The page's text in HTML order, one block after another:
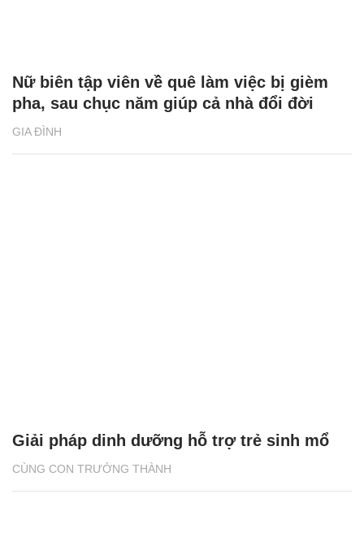
GIA ĐÌNH
Nữ biên tập viên về quê làm việc bị gièm
pha, sau chục năm giúp cả nhà đổi đời
CÙNG CON TRƯỞNG THÀNH
Giải pháp dinh dưỡng hỗ trợ trẻ sinh mổ